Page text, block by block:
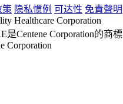
策 隐私惯例 可达性 免責聲明
Healthcare Corporation
是Centene Corporation的商標
Corporation